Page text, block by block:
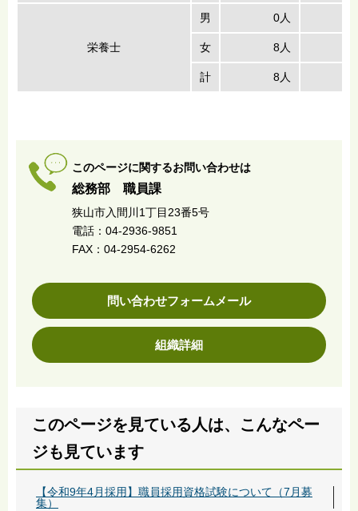
栄養士
男 0人
女 8人
計 8人
このページに関するお問い合わせは
総務部 職員課
狭山市入間川1丁目23番5号
電話：04-2936-9851
FAX：04-2954-6262
問い合わせフォームメール
組織詳細
このページを見ている人は、こんなペー
ジも見ています
【令和9年4月採用】職員採用資格試験について（7月募
集）